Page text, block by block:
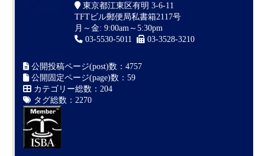
東京都江東区有明 3-6-11
TFTビル郵便局私書箱2117号
月～金: 9:00am～5:30pm
03-5530-5011
03-3528-3210
公開投稿ページ(post)数：4757
公開固定ページ(page)数：59
カテゴリー総数：204
タグ総数：2270